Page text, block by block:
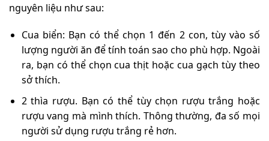
nguyên liệu như sau:
Cua biển: Bạn có thể chọn 1 đến 2 con, tùy vào số
lượng người ăn để tính toán sao cho phù hợp. Ngoài
ra, bạn có thể chọn cua thịt hoặc cua gạch tùy theo
sở thích.
2 thìa rượu. Bạn có thể tùy chọn rượu trắng hoặc
rượu vang mà mình thích. Thông thường, đa số mọi
người sử dụng rượu trắng rẻ hơn.